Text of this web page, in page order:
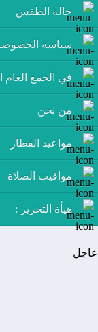
حالة الطقس
سياسة
في الجمع العام
من نحن
مواعيد القطار
مواقيت الصلاة
هيأة التحرير :
عاجل